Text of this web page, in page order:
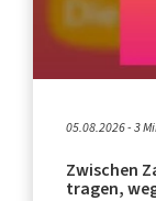
05.08.2026 - 3
Zwischen
tragen,